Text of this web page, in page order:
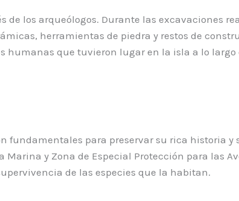
los arqueólogos. Durante las excavaciones
herramientas de piedra y restos de
que tuvieron lugar en la isla a lo largo
fundamentales para preservar su rica historia y
y Zona de Especial Protección para las
de las especies que la habitan.